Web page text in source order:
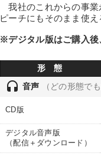
我社のこれからの事業
ピーチにもそのまま使
※デジタル版はご購入後
形 態
headset 音声 （どの形態で
CD版
デジタル音声版
（配信＋ダウンロード）